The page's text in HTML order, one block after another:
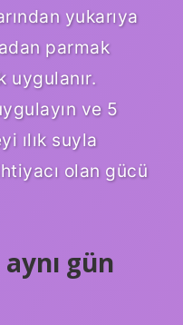
yukarıya
parmak
uygulanır.
ve 5
ılık suyla
olan gücü
gün